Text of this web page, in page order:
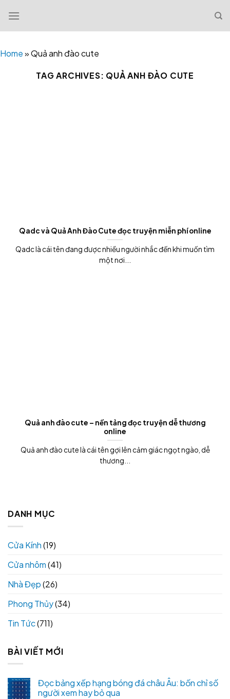
content
Home»Quả anh đào cute
TAG ARCHIVES: QUẢ ANH ĐÀO CUTE
Qadc và Quả Anh Đào Cute đọc truyện miễn phí online
Qadc là cái tên đang được nhiều người nhắc đến khi muốn tìm
một nơi...
Quả anh đào cute – nền tảng đọc truyện dễ thương
online
Quả anh đào cute là cái tên gợi lên cảm giác ngọt ngào, dễ
thương...
DANH MỤC
Cửa Kính(19)
Cửa nhôm(41)
Nhà Đẹp(26)
Phong Thủy(34)
Tin Tức(711)
BÀI VIẾT MỚI
Đọc bảng xếp hạng bóng đá châu Âu: bốn chỉ số
người xem hay bỏ qua